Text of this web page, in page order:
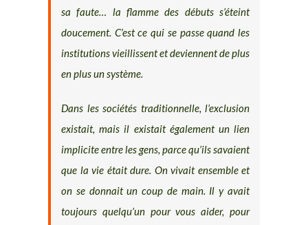
sa faute… la flamme des débuts s’éteint
doucement. C’est ce qui se passe quand les
institutions vieillissent et deviennent de plus
en plus un système.
Dans les sociétés traditionnelle, l’exclusion
existait, mais il existait également un lien
implicite entre les gens, parce qu’ils savaient
que la vie était dure. On vivait ensemble et
on se donnait un coup de main. Il y avait
toujours quelqu’un pour vous aider, pour